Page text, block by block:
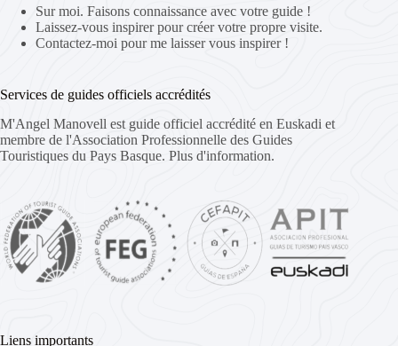
Sur moi. Faisons connaissance avec votre guide !
Laissez-vous inspirer pour créer votre propre visite.
Contactez-moi pour me laisser vous inspirer !
Services de guides officiels accrédités
M'Angel Manovell est guide officiel accrédité en Euskadi et
membre de l'Association Professionnelle des Guides
Touristiques du Pays Basque. Plus d'information.
Liens importants